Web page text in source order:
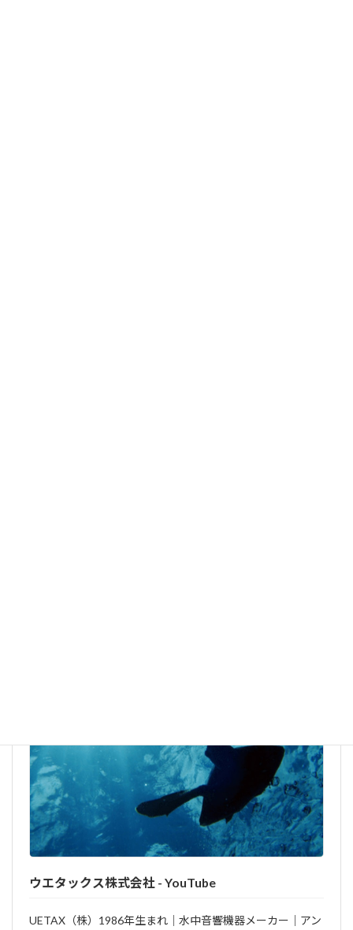
ウエタックス株式会社 - YouTube
UETAX（株）1986年生まれ｜水中音響機器メーカー｜アン